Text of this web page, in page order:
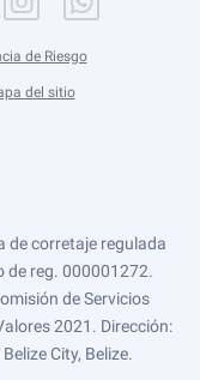
de Riesgo
del sitio
de corretaje regulada
de reg. 000001272.
de Servicios
2021. Dirección:
City, Belize.